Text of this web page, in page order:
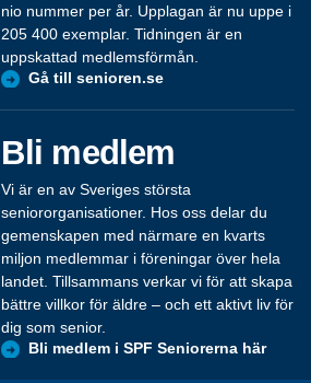
nio nummer per år. Upplagan är nu uppe i
205 400 exemplar. Tidningen är en
uppskattad medlemsförmån.
Gå till senioren.se
Bli medlem
Vi är en av Sveriges största
seniororganisationer. Hos oss delar du
gemenskapen med närmare en kvarts
miljon medlemmar i föreningar över hela
landet. Tillsammans verkar vi för att skapa
bättre villkor för äldre – och ett aktivt liv för
dig som senior.
Bli medlem i SPF Seniorerna här